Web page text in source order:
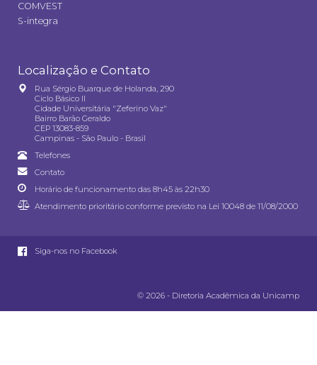
COMVEST
S-integra
Localização e Contato
Rua Sérgio Buarque de Holanda, 290
Ciclo Básico II
Cidade Universitária "Zeferino Vaz"
Bairro Barão Geraldo
CEP 13083-859
Campinas - São Paulo - Brasil
Telefones
Contato
Horário de funcionamento das 8h45 às 22h30
Atendimento prioritário conforme previsto na Lei 10048 de 11/08/2000
Siga-nos no Facebook
© 2026 - Diretoria Acadêmica da Unicamp